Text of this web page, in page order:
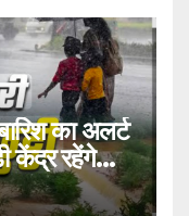
का अलर्ट
केंद्र रहेंगे